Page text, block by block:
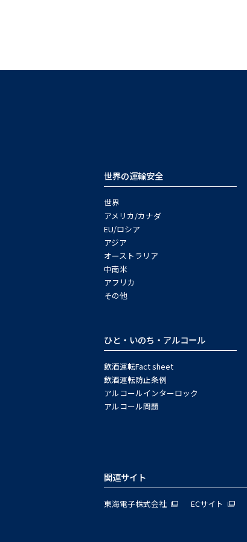
世界の運輸安全
世界
アメリカ/カナダ
EU/ロシア
アジア
オーストラリア
中南米
アフリカ
その他
ひと・いのち・アルコール
飲酒運転Fact sheet
飲酒運転防止条例
アルコールインターロック
アルコール問題
関連サイト
東海電子株式会社 ECサイト